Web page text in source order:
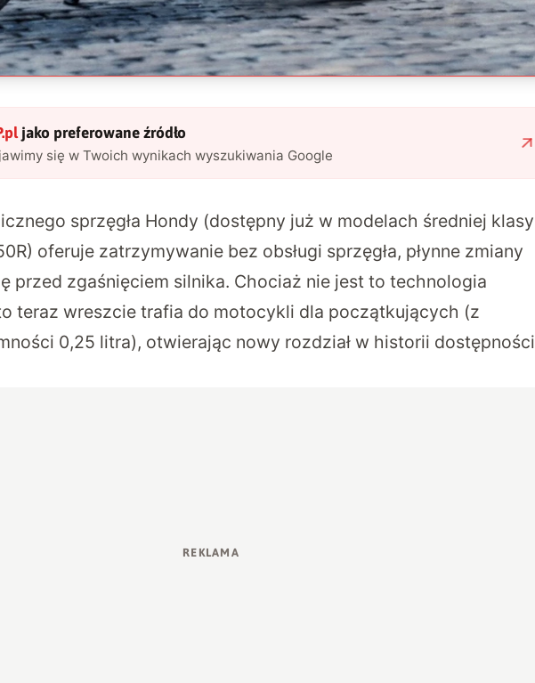
jako preferowane źródło
się w Twoich wynikach wyszukiwania Google
sprzęgła Hondy (dostępny już w modelach średniej klasy
oferuje zatrzymywanie bez obsługi sprzęgła, płynne zmiany
przed zgaśnięciem silnika. Chociaż nie jest to technologia
teraz wreszcie trafia do motocykli dla początkujących (z
0,25 litra), otwierając nowy rozdział w historii dostępności